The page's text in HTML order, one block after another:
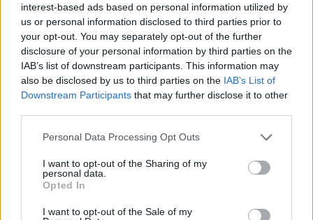
interest-based ads based on personal information utilized by
us or personal information disclosed to third parties prior to
your opt-out. You may separately opt-out of the further
disclosure of your personal information by third parties on the
IAB’s list of downstream participants. This information may
also be disclosed by us to third parties on the IAB’s List of
Downstream Participants that may further disclose it to other
Personal Data Processing Opt Outs
I want to opt-out of the Sharing of my
personal data.
Opted In
I want to opt-out of the Sale of my
PDF (Lazarus)
PUSL (D. Voiculescu)
PNȚCD (Pavelescu)
PNCR (Terheș)
Partidul Patrioților (Surugiu)
FAR (Coarnă)
România pe Primul Loc (Ponta)
Altul
Arată rezultatele